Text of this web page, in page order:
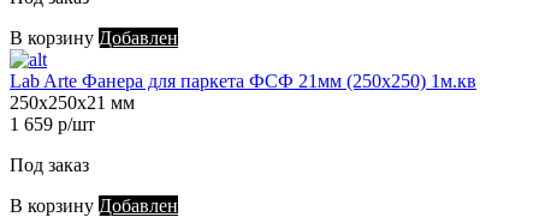
В корзину Добавлен
Lab Arte Фанера для паркета ФСФ 21мм (250х250) 1м.кв
250х250х21 мм
1 659 р/шт
Под заказ
В корзину Добавлен